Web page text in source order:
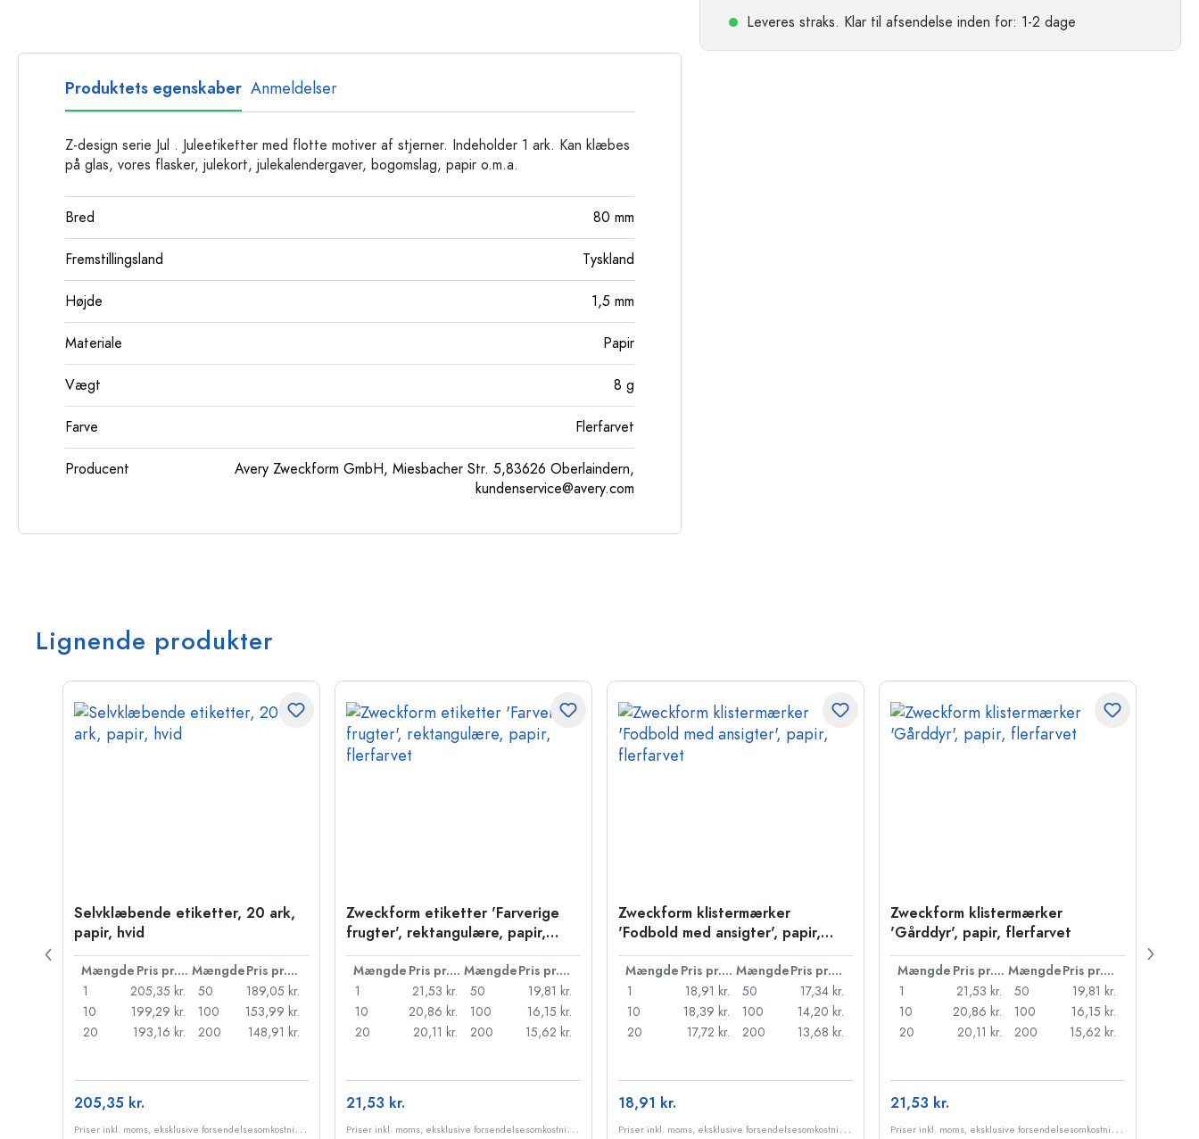
Leveres straks. Klar til afsendelse inden for: 1-2 dage
Produktets egenskaber Anmeldelser
Z-design serie Jul . Juleetiketter med flotte motiver af stjerner. Indeholder 1 ark. Kan klæbes
på glas, vores flasker, julekort, julekalendergaver, bogomslag, papir o.m.a.
Bred 80 mm
Fremstillingsland Tyskland
Højde 1,5 mm
Materiale Papir
Vægt 8 g
Farve Flerfarvet
Producent
Avery Zweckform GmbH, Miesbacher Str. 5,83626 Oberlaindern,
kundenservice@avery.com
Lignende produkter
Selvklæbende etiketter, 20 ark,
papir, hvid
Mængde Pris pr. stk. Mængde
Pris pr. stk.
1
205,35 kr.
10
199,29 kr.
20
193,16 kr.
50
189,05 kr.
100
153,99 kr.
200
148,91 kr.
205,35 kr.
P
riser inkl. moms, eksklusive forsendelsesomkostninger
Zweckform etiketter 'Farverige
frugter', rektangulære, papir,
flerfarvet
Mængde Pris pr. stk. Mængde
Pris pr. stk.
1
21,53 kr.
10
20,86 kr.
20
20,11 kr.
50
19,81 kr.
100
16,15 kr.
200
15,62 kr.
21,53 kr.
P
riser inkl. moms, eksklusive forsendelsesomkostninger
Zweckform klistermærker
'Fodbold med ansigter', papir,
flerfarvet
Mængde Pris pr. stk. Mængde
Pris pr. stk.
1
18,91 kr.
10
18,39 kr.
20
17,72 kr.
50
17,34 kr.
100
14,20 kr.
200
13,68 kr.
18,91 kr.
P
riser inkl. moms, eksklusive forsendelsesomkostninger
Zweckform klistermærker
'Gårddyr', papir, flerfarvet
Mængde Pris pr. stk. Mængde
Pris pr. stk.
1
21,53 kr.
10
20,86 kr.
20
20,11 kr.
50
19,81 kr.
100
16,15 kr.
200
15,62 kr.
21,53 kr.
P
riser inkl. moms, eksklusive forsendelsesomkostninger